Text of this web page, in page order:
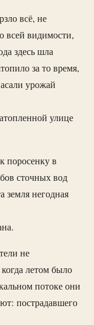
всё, не
всей видимости,
здесь шла
за то время,
урожай
улице
поросенку в
сточных вод
земля негодная
не
летом было
потоке они
пострадавшего